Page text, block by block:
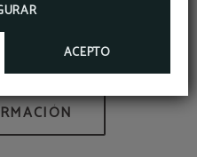
ACEPTO
kayak